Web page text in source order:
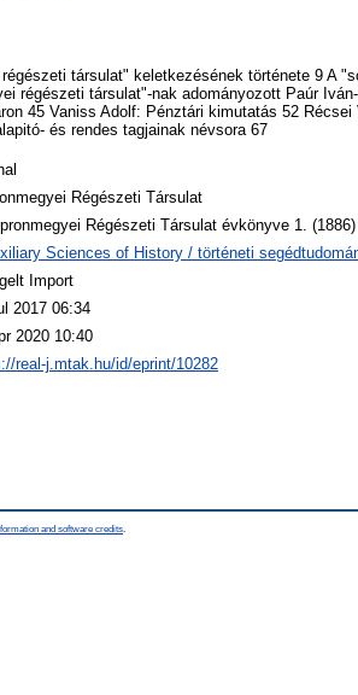
társulat" keletkezésének története 9 A
régészeti társulat"-nak adományozott Paúr
45 Vaniss Adolf: Pénztári kimutatás 52
és rendes tagjainak névsora 67
Régészeti Társulat
Régészeti Társulat évkönyve 1. (1886)
Sciences of History / történeti
Import
2017 06:34
2020 10:40
real-j.mtak.hu/id/eprint/10282
and software credits